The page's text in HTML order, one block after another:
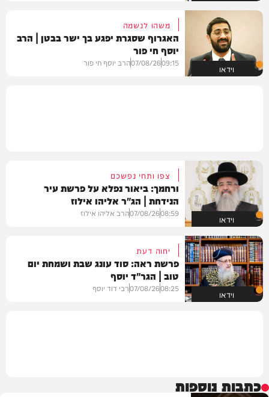
וידאו
משהו לנשמה
האגרוף שסגרת יפגע בך ישר בבטן | הרב
יוסף חי פור
09:15
07/08/26הרב יוסף חי פור
וידאו
צפו ותחי נפשכם
ורחמך: ביאור נפלא על פרשת עיר
הנידחת | הג"ר אליהו אילוז
08:59
07/08/26הרב אליהו אילוז
וידאו
יחוה דעת
פרשת ראה: סוד עונג שבת ושמחת יום
טוב | הגר"ד יוסף
08:25
07/08/26רבי דוד יוסף
כתבות נוספות